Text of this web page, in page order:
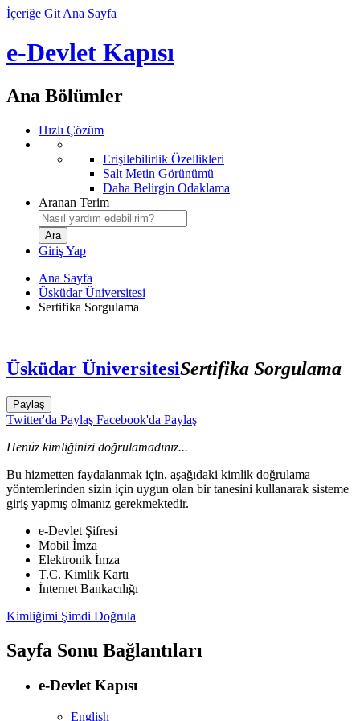
İçeriğe Git Ana Sayfa
e-Devlet Kapısı
Ana Bölümler
Hızlı Çözüm
Erişilebilirlik Özellikleri
Salt Metin Görünümü
Daha Belirgin Odaklama
Aranan Terim
Giriş Yap
Ana Sayfa
Üsküdar Üniversitesi
Sertifika Sorgulama
Üsküdar ÜniversitesiSertifika Sorgulama
Paylaş
Twitter'da Paylaş Facebook'da Paylaş
Henüz kimliğinizi doğrulamadınız...
Bu hizmetten faydalanmak için, aşağıdaki kimlik doğrulama
yöntemlerinden sizin için uygun olan bir tanesini kullanarak sisteme
giriş yapmış olmanız gerekmektedir.
e-Devlet Şifresi
Mobil İmza
Elektronik İmza
T.C. Kimlik Kartı
İnternet Bankacılığı
Kimliğimi Şimdi Doğrula
Sayfa Sonu Bağlantıları
e-Devlet Kapısı
English